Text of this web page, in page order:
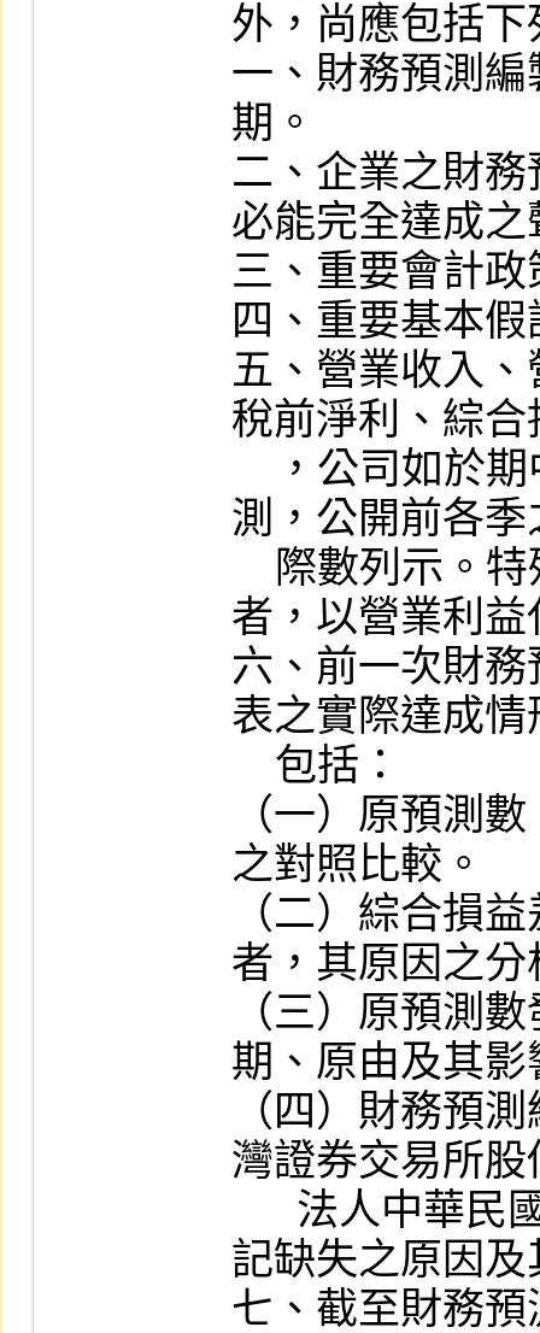
外，尚應包括
一、財務預測
期。
二、企業之財
必能完全達成之
三、重要會計
四、重要基本
五、營業收入
稅前淨利、綜
測，公開前各
者，以營業利益
六、前一次財
表之實際達成
（一）原預測
之對照比較。
（二）綜合損
者，其原因之分
（三）原預測
期、原由及其影
（四）財務預
灣證券交易所
記缺失之原因
七、截至財務